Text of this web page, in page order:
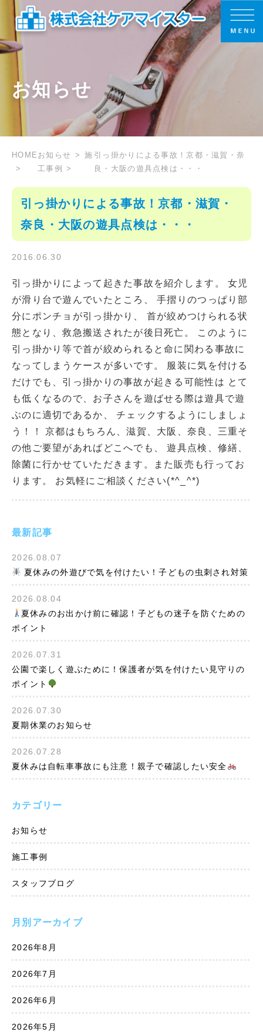
お知らせ
HOME お知らせ
施
工事例
引っ掛かりによる事故！京都・滋賀・奈
良・大阪の遊具点検は・・・
最新記事
2026.08.07
夏休みの外遊びで気を付けたい！子どもの虫刺され対策
2026.08.04
夏休みのお出かけ前に確認！子どもの迷子を防ぐための
ポイント
2026.07.31
公園で楽しく遊ぶために！保護者が気を付けたい見守りの
ポイント
2026.07.30
夏期休業のお知らせ
2026.07.28
夏休みは自転車事故にも注意！親子で確認したい安全
カテゴリー
お知らせ
施工事例
スタッフブログ
月別アーカイブ
2026年8月
2026年7月
2026年6月
2026年5月
引っ掛かりによる事故！京都・滋賀・
奈良・大阪の遊具点検は・・・
2016.06.30
引っ掛かりによって起きた事故を紹介します。 女児
が滑り台で遊んでいたところ、 手摺りのつっぱり部
分にポンチョが引っ掛かり、 首が絞めつけられる状
態となり、救急搬送されたが後日死亡。 このように
引っ掛かり等で首が絞められると命に関わる事故に
なってしまうケースが多いです。 服装に気を付ける
だけでも、引っ掛かりの事故が起きる可能性は とて
も低くなるので、お子さんを遊ばせる際は遊具で遊
ぶのに適切であるか、 チェックするようにしましょ
う！！ 京都はもちろん、滋賀、大阪、奈良、三重そ
の他ご要望があればどこへでも、 遊具点検、修繕、
除菌に行かせていただきます。また販売も行ってお
ります。 お気軽にご相談ください(*^_^*)